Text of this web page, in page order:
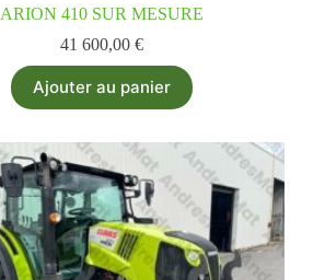
ARION 410 SUR MESURE
41 600,00 €
Ajouter au panier